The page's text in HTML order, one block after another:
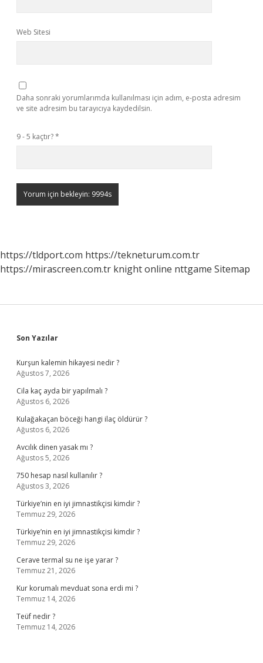
Web Sitesi
Daha sonraki yorumlarımda kullanılması için adım, e-posta adresim
ve site adresim bu tarayıcıya kaydedilsin.
9 - 5 kaçtır?*
https://tldport.com https://tekneturum.com.tr
https://mirascreen.com.tr knight online nttgame Sitemap
Sidebar
Son Yazılar
Kurşun kalemin hikayesi nedir ?
Ağustos 7, 2026
Cila kaç ayda bir yapılmalı ?
Ağustos 6, 2026
Kulağakaçan böceği hangi ilaç öldürür ?
Ağustos 6, 2026
Avcılık dinen yasak mı ?
Ağustos 5, 2026
750 hesap nasıl kullanılır ?
Ağustos 3, 2026
Türkiye’nin en iyi jimnastikçisi kimdir ?
Temmuz 29, 2026
Türkiye’nin en iyi jimnastikçisi kimdir ?
Temmuz 29, 2026
Cerave termal su ne işe yarar ?
Temmuz 21, 2026
Kur korumalı mevduat sona erdi mi ?
Temmuz 14, 2026
Teüf nedir ?
Temmuz 14, 2026